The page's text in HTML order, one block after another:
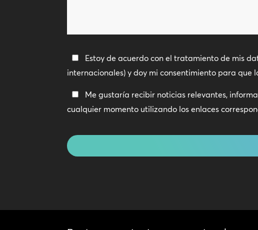
Política
de
Estoy de acuerdo con el tratamiento de mis
internacionales) y doy mi consentimiento para
Manténte
en
Me gustaría recibir noticias relevantes,
cualquier momento utilizando los enlaces